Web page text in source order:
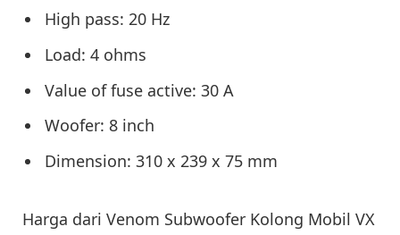
High pass: 20 Hz
Load: 4 ohms
Value of fuse active: 30 A
Woofer: 8 inch
Dimension: 310 x 239 x 75 mm
Harga dari Venom Subwoofer Kolong Mobil VX